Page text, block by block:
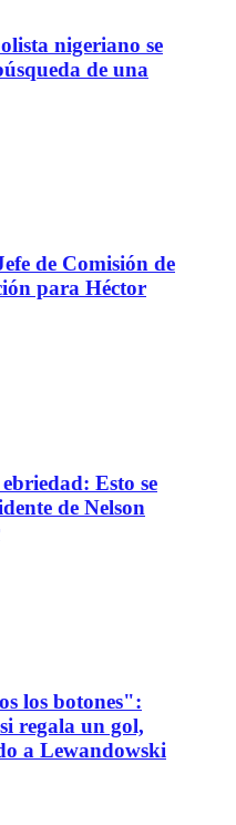
nigeriano se
de una
de Comisión de
para Héctor
Esto se
de Nelson
los botones":
regala un gol,
a Lewandowski